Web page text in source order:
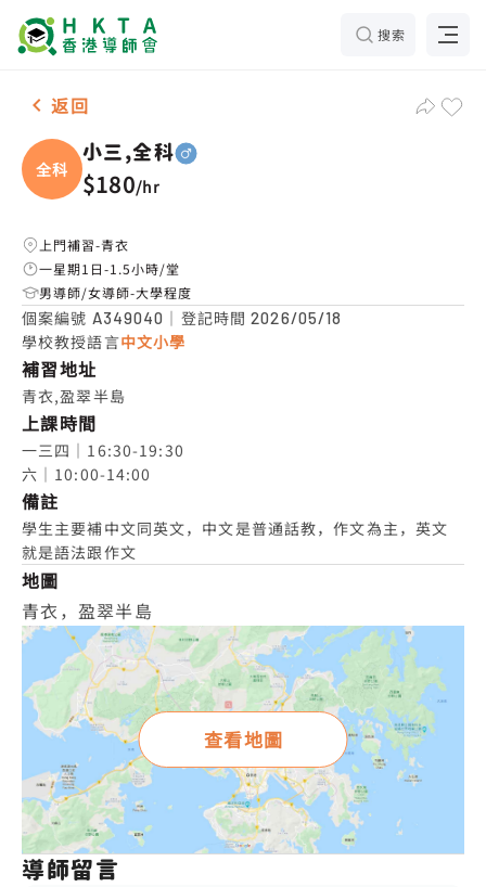
搜索
男-1名 小三,全科，青衣 補習推介
返回
全科
小三,全科
$180/hr
上門補習-青衣
一星期1日-1.5小時/堂
男導師/女導師-大學程度
個案編號 A349040 ｜登記時間2026/05/18
學校教授語言中文小學
補習地址
青衣,盈翠半島
上課時間
一三四｜16:30-19:30
六｜10:00-14:00
備註
學生主要補中文同英文，中文是普通話教，作文為主，英文
就是語法跟作文
地圖
青衣，盈翠半島
查看地圖
導師留言